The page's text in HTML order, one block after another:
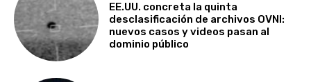
EE.UU. concreta la quinta
desclasificación de archivos OVNI:
nuevos casos y videos pasan al
dominio público